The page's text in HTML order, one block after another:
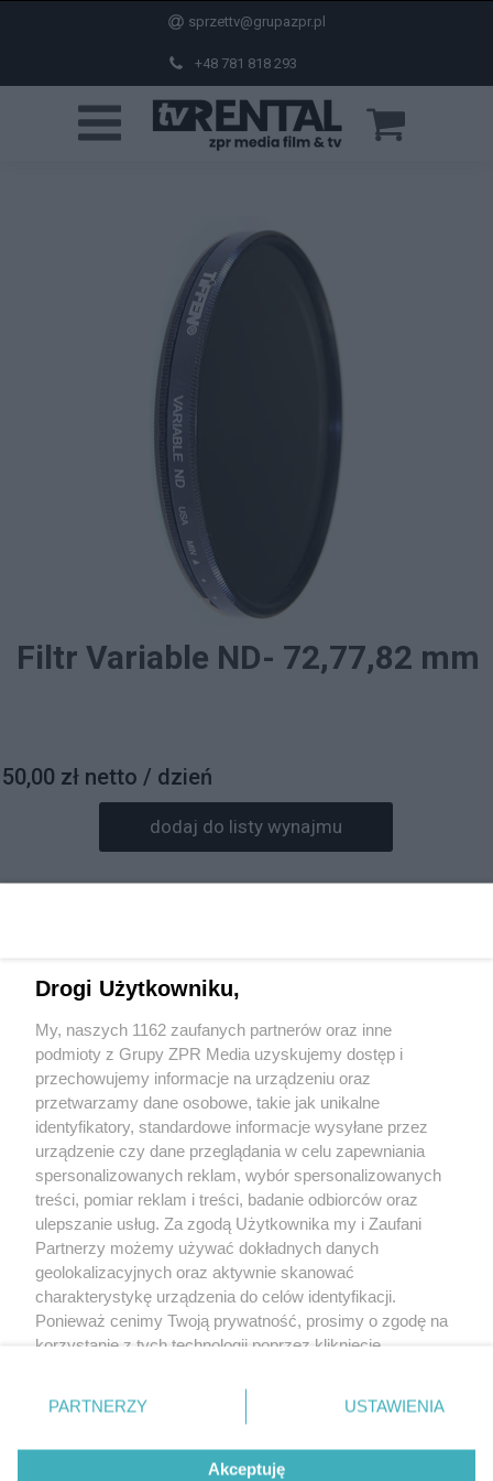
+48 781 818 293
sprzettv@grupazpr.pl
dodaj do listy wynajmu
Filtr Variable ND- 72,77,82 mm
50,00 zł netto / dzień
03-994 Warszawa
sprzettv@grupazpr.pl
+48 781 818
293
Drogi Użytkowniku,
My, naszych 1162 zaufanych partnerów oraz inne
podmioty z Grupy ZPR Media uzyskujemy dostęp i
przechowujemy informacje na urządzeniu oraz
przetwarzamy dane osobowe, takie jak unikalne
identyfikatory, standardowe informacje wysyłane przez
urządzenie czy dane przeglądania w celu zapewniania
spersonalizowanych reklam, wybór spersonalizowanych
treści, pomiar reklam i treści, badanie odbiorców oraz
ulepszanie usług. Za zgodą Użytkownika my i Zaufani
Partnerzy możemy używać dokładnych danych
geolokalizacyjnych oraz aktywnie skanować
charakterystykę urządzenia do celów identyfikacji.
Ponieważ cenimy Twoją prywatność, prosimy o zgodę na
korzystanie z tych technologii poprzez kliknięcie
zmienić/wycofać klikając przycisk ustawień prywatności
znajdujący się w lewym dolnym rogu strony
rodzaje przetwarzania danych nie wymagają zgody
użytkownika, ale masz prawo sprzeciwić się takiemu
PARTNERZY USTAWIENIA
Akceptuję